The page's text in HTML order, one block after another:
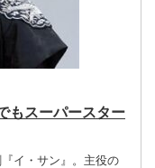
もスーパースター
イ・サン』。主役の